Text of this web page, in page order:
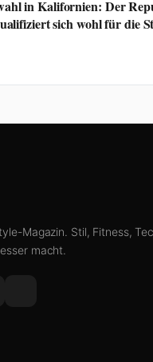
in Kalifornien: Der
sich wohl für die
Magazin. Stil, Fitness,
macht.